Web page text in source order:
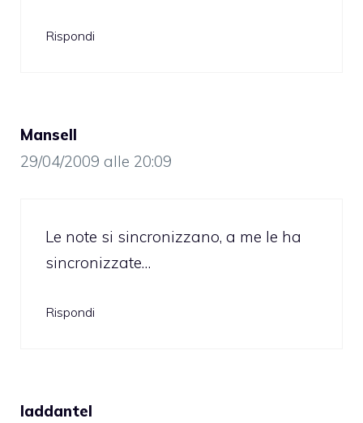
Rispondi
Mansell
29/04/2009 alle 20:09
Le note si sincronizzano, a me le ha
sincronizzate…
Rispondi
laddantel